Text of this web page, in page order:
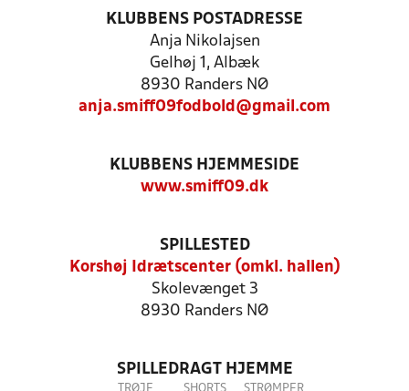
KLUBBENS POSTADRESSE
Anja Nikolajsen
Gelhøj 1, Albæk
8930 Randers NØ
anja.smiff09fodbold@gmail.com
KLUBBENS HJEMMESIDE
www.smiff09.dk
SPILLESTED
Korshøj Idrætscenter (omkl. hallen)
Skolevænget 3
8930 Randers NØ
SPILLEDRAGT HJEMME